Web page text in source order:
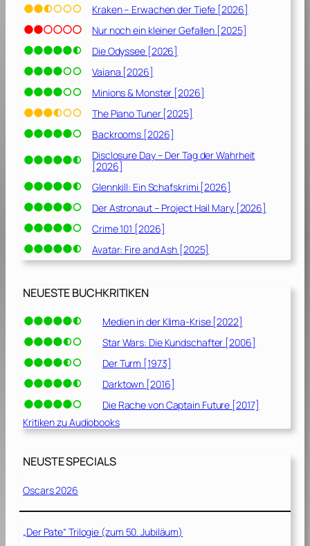
Kraken – Erwachen der Tiefe [2026]
Nur noch ein kleiner Gefallen [2025]
Die Odyssee [2026]
Vaiana [2026]
Minions & Monster [2026]
The Piano Tuner [2025]
Backrooms [2026]
Disclosure Day – Der Tag der Wahrheit
[2026]
Glennkill: Ein Schafskrimi [2026]
Der Astronaut – Project Hail Mary [2026]
Crime 101 [2026]
Avatar: Fire and Ash [2025]
NEUESTE BUCHKRITIKEN
Medien in der Klima-Krise [2022]
Star Wars: Die Kundschafter [2006]
Der Turm [1973]
Darktown [2016]
Die Rache von Captain Future [2017]
Kritiken zu Audiobooks
NEUSTE SPECIALS
Oscars 2026
„Der Pate“ Trilogie (zum 50. Jubiläum)